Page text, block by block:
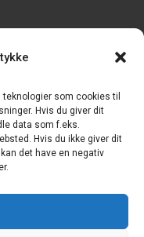
teknologier som cookies til
Hvis du giver dit
data som f.eks.
Hvis du ikke giver dit
det have en negativ